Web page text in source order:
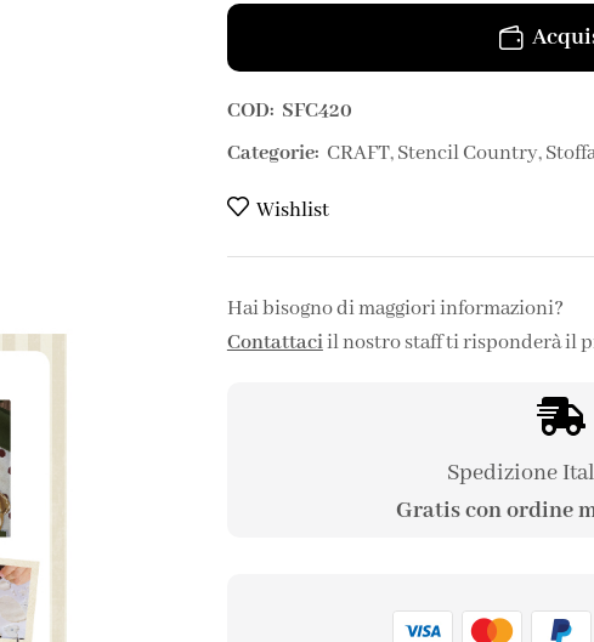
COD: SFC420
Categorie: CRAFT,Stencil Country,
Wishlist
Hai bisogno di maggiori informazioni?
Contattaciil nostro staff ti risponderà il
Spedizione
Gratis con ordine